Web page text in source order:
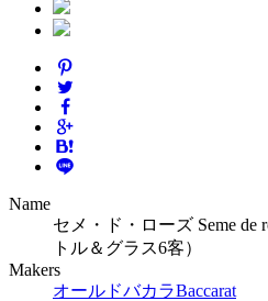
Name
セメ・ド・ローズ Seme de
トル＆グラス6客）
Makers
オールドバカラBaccarat